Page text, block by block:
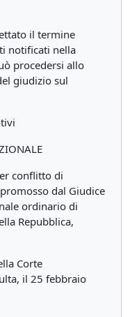
il termine
notificati nella
procedersi allo
giudizio sul
conflitto di
dal Giudice
ordinario di
Repubblica,
Corte
il 25 febbraio